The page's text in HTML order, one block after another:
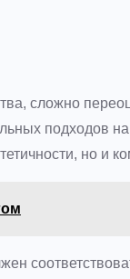
сложно
подходов
но и